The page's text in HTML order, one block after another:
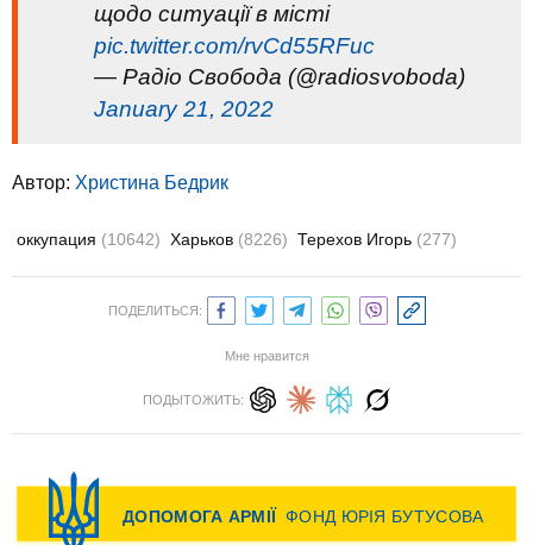
щодо ситуації в місті
pic.twitter.com/rvCd55RFuc
— Радіо Свобода (@radiosvoboda)
January 21, 2022
Автор: Христина Бедрик
оккупация (10642) Харьков (8226) Терехов Игорь (277)
ПОДЕЛИТЬСЯ:
Мне нравится
ПОДЫТОЖИТЬ: